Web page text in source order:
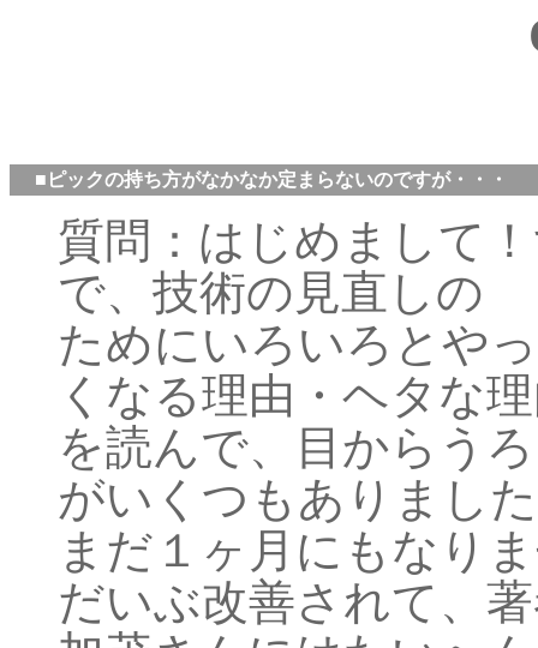
■ピックの持ち方がなかなか定まらないのですが・・・
質問：はじめまして
で、技術の見直しの
ためにいろいろとや
くなる理由・ヘタな
を読んで、目からう
がいくつもありまし
まだ１ヶ月にもなり
だいぶ改善されて、